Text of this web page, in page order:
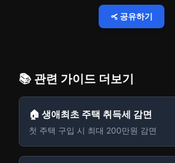
공유하기
📚 관련 가이드 더보기
🏠 생애최초 주택 취득세 감면
첫 주택 구입 시 최대 200만원 감면